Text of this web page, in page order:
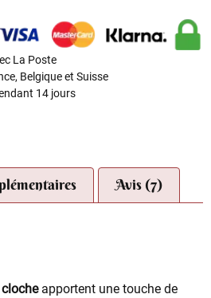
La Poste
Belgique et Suisse
14 jours
Avis (7)
apportent une touche de